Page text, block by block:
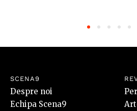
SCENA9
Despre noi
Echipa Scena9